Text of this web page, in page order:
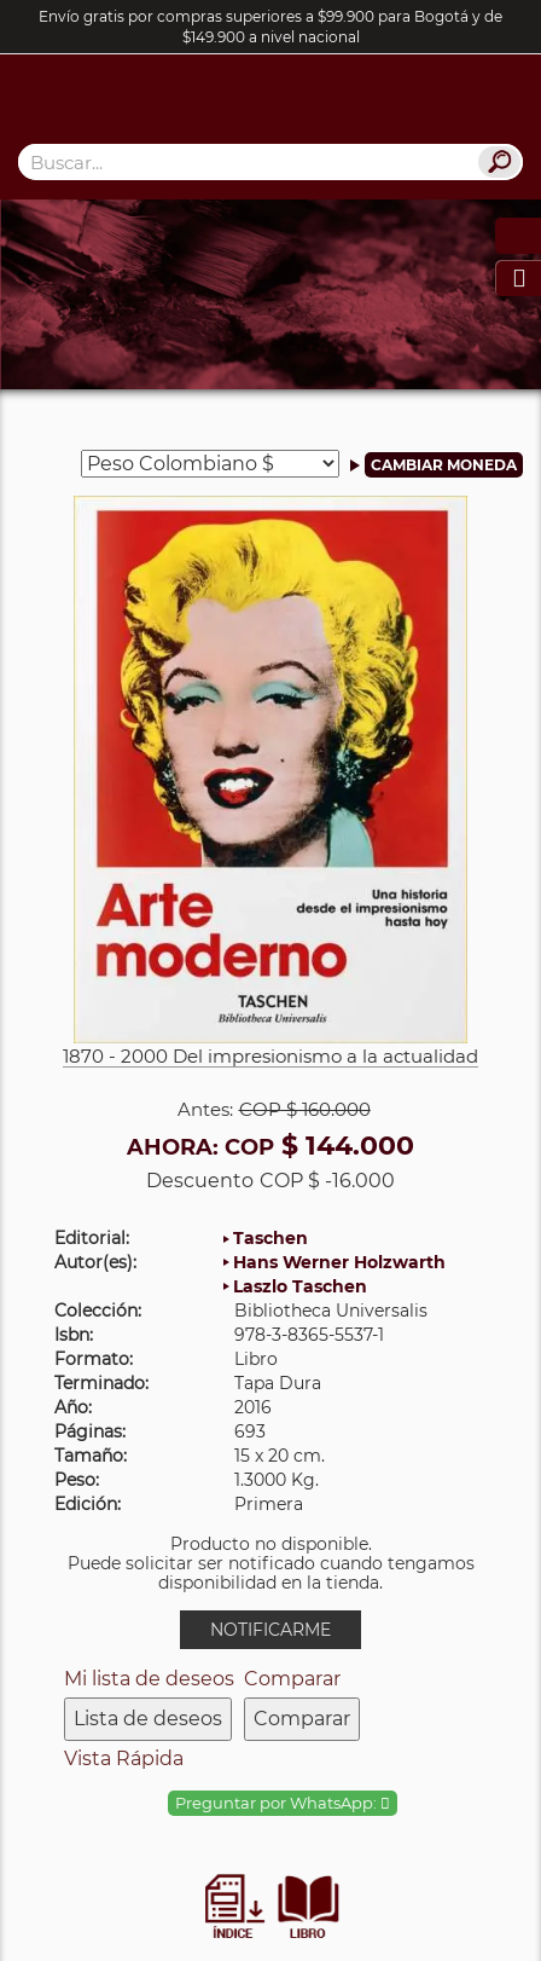
Envío gratis por compras superiores a $99.900 para Bogotá y de
$149.900 a nivel nacional

1870 - 2000 Del impresionismo a la actualidad
Antes: COP$ 160.000
AHORA: COP $ 144.000
Descuento COP $ -16.000
Editorial:
Taschen
Autor(es):
Hans Werner Holzwarth
Laszlo Taschen
Colección:
Bibliotheca Universalis
Isbn:
978-3-8365-5537-1
Formato:
Libro
Terminado:
Tapa Dura
Año:
2016
Páginas:
693
Tamaño:
15 x 20 cm.
Peso:
1.3000 Kg.
Edición:
Primera
Producto no disponible.
Puede solicitar ser notificado cuando tengamos
disponibilidad en la tienda.
NOTIFICARME
Mi lista de deseos
Lista de deseos
Comparar
Comparar
Vista Rápida
Preguntar por WhatsApp: